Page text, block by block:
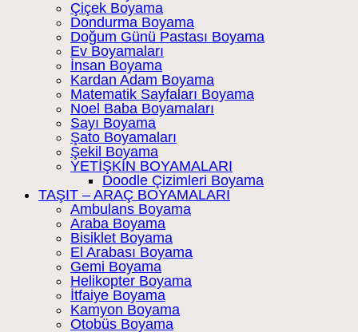
Çiçek Boyama
Dondurma Boyama
Doğum Günü Pastası Boyama
Ev Boyamaları
İnsan Boyama
Kardan Adam Boyama
Matematik Sayfaları Boyama
Noel Baba Boyamaları
Sayı Boyama
Şato Boyamaları
Şekil Boyama
YETİŞKİN BOYAMALARI
Doodle Çizimleri Boyama
TAŞIT – ARAÇ BOYAMALARI
Ambulans Boyama
Araba Boyama
Bisiklet Boyama
El Arabası Boyama
Gemi Boyama
Helikopter Boyama
İtfaiye Boyama
Kamyon Boyama
Otobüs Boyama